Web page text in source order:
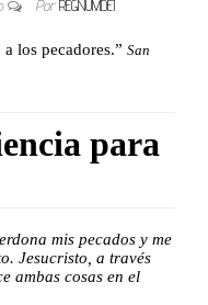
Por REGNUMDEI
los pecadores.” San
para
mis pecados y me
Jesucristo, a través
ambas cosas en el